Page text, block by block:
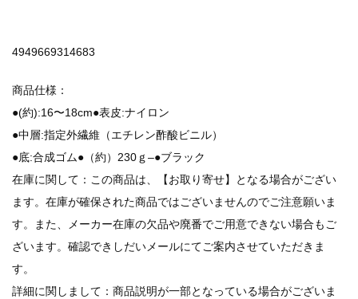
4949669314683
商品仕様：
●(約):16〜18cm●表皮:ナイロン
●中層:指定外繊維（エチレン酢酸ビニル）
●底:合成ゴム●（約）230ｇ–●ブラック
在庫に関して：この商品は、【お取り寄せ】となる場合がござい
ます。在庫が確保された商品ではございませんのでご注意願いま
す。また、メーカー在庫の欠品や廃番でご用意できない場合もご
ざいます。確認できしだいメールにてご案内させていただきま
す。
詳細に関しまして：商品説明が一部となっている場合がございま